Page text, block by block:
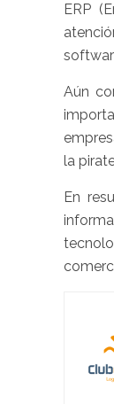
ERP
Aún
la
En